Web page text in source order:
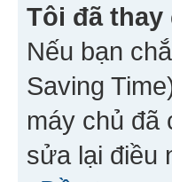
Tôi đã
Nếu bạn
Saving
máy chủ đã
sửa lại điều